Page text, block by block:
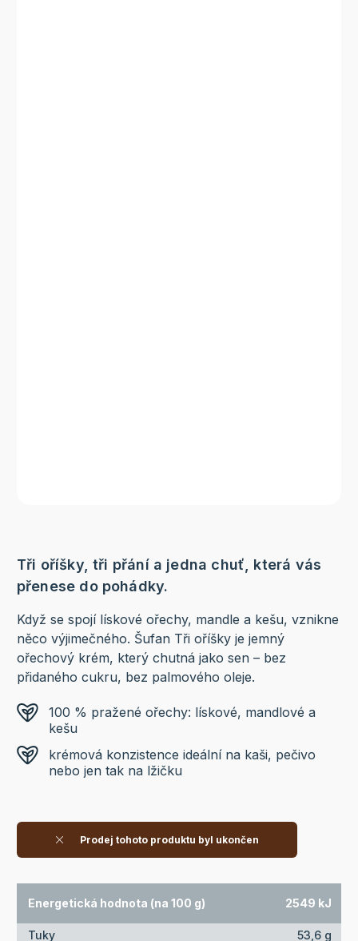
Tři oříšky, tři přání a jedna chuť, která vás
přenese do pohádky.
Když se spojí lískové ořechy, mandle a kešu, vznikne
něco výjimečného. Šufan Tři oříšky je jemný
ořechový krém, který chutná jako sen – bez
přidaného cukru, bez palmového oleje.
100 % pražené ořechy: lískové, mandlové a
kešu
krémová konzistence ideální na kaši, pečivo
nebo jen tak na lžičku
Prodej tohoto produktu byl ukončen
Energetická hodnota (na 100 g) 2549 kJ
Tuky
53,6 g